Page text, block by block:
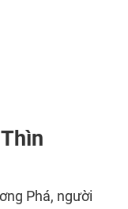
Phá, người